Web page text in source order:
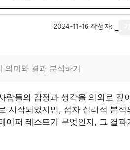
2024-11-16 작성자:
의미와 결과 분석하기
람들의 감정과 생각을 의외로 깊
시작되었지만, 점차 심리적 분
이퍼 테스트가 무엇인지, 그 결